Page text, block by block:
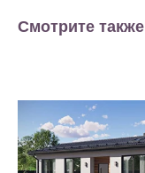
Смотрите также